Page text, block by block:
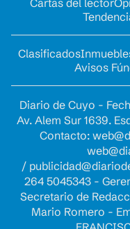
Clasificados
Avisos
Diario de Cuyo -
Av. Alem Sur 1639.
Contacto:
/
264 5045343 -
Secretario de
Mario Romero -